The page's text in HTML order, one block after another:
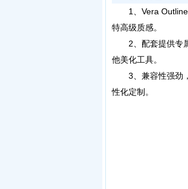
1、Vera Outline
特高级质感。
2、配套提供专属
他美化工具。
3、兼容性强劲，
性化定制。